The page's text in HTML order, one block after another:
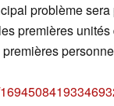
problème
premières